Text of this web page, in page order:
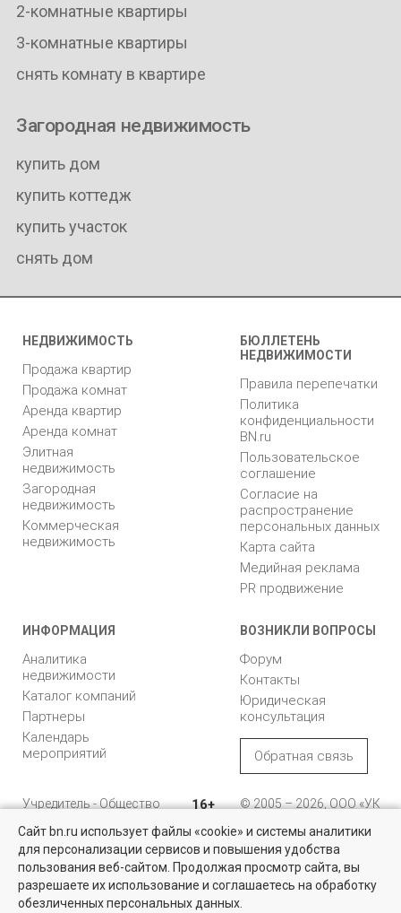
Квартиры на вторичном рынке
Более 10 тысяч квартир в Санкт-Петербурге и области от
собственников и агентств недвижимости
2-комнатные квартиры
3-комнатные квартиры
снять комнату в квартире
Загородная недвижимость
купить дом
купить коттедж
купить участок
снять дом
НЕДВИЖИМОСТЬ
Продажа квартир
Продажа комнат
Аренда квартир
Аренда комнат
Элитная
недвижимость
Загородная
недвижимость
Коммерческая
недвижимость
БЮЛЛЕТЕНЬ
НЕДВИЖИМОСТИ
Правила перепечатки
Политика
конфиденциальности
BN.ru
Пользовательское
соглашение
Согласие на
распространение
персональных данных
Карта сайта
Медийная реклама
PR продвижение
ИНФОРМАЦИЯ
Аналитика
недвижимости
Каталог компаний
Партнеры
Календарь
мероприятий
ВОЗНИКЛИ ВОПРОСЫ
Форум
Контакты
Юридическая
консультация
Обратная связь
Учредитель - Общество
ответственностью
"Управляющая
компания "Бюллетень
недвижимости"
16+
© 2005 – 2026, ООО «УК
196105, Санкт-
Петербург, пр. Юрия
Гагарина, 1
Сайт bn.ru использует файлы «cookie» и системы аналитики
для персонализации сервисов и повышения удобства
пользования веб-сайтом. Продолжая просмотр сайта, вы
разрешаете их использование и соглашаетесь на обработку
обезличенных персональных данных.